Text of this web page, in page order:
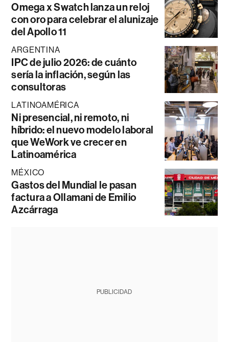
Omega x Swatch lanza un reloj
con oro para celebrar el alunizaje
del Apollo 11
ARGENTINA
IPC de julio 2026: de cuánto
sería la inflación, según las
consultoras
LATINOAMÉRICA
Ni presencial, ni remoto, ni
híbrido: el nuevo modelo laboral
que WeWork ve crecer en
Latinoamérica
MÉXICO
Gastos del Mundial le pasan
factura a Ollamani de Emilio
Azcárraga
PUBLICIDAD